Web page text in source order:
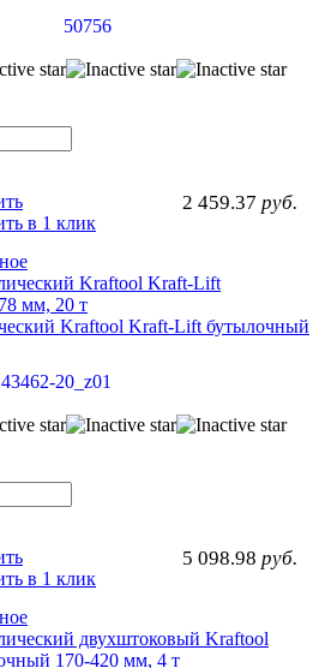
50756
2 459.37 руб.
в 1 клик
Kraftool Kraft-Lift бутылочный
43462-20_z01
5 098.98 руб.
в 1 клик